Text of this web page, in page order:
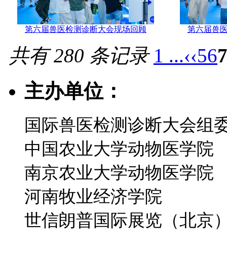
第六届兽医检测诊断大会现场回顾 第六届兽
共有 280 条记录 1 ...‹‹567
主办单位：
国际兽医检测诊断大会组
中国农业大学动物医学院
南京农业大学动物医学院
河南牧业经济学院
世信朗普国际展览（北京